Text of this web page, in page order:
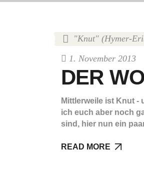
"Knut" (Hymer-
1. November 2013
DER
Mittlerweile ist Knut -
ich euch aber noch
sind, hier nun ein
READ MORE